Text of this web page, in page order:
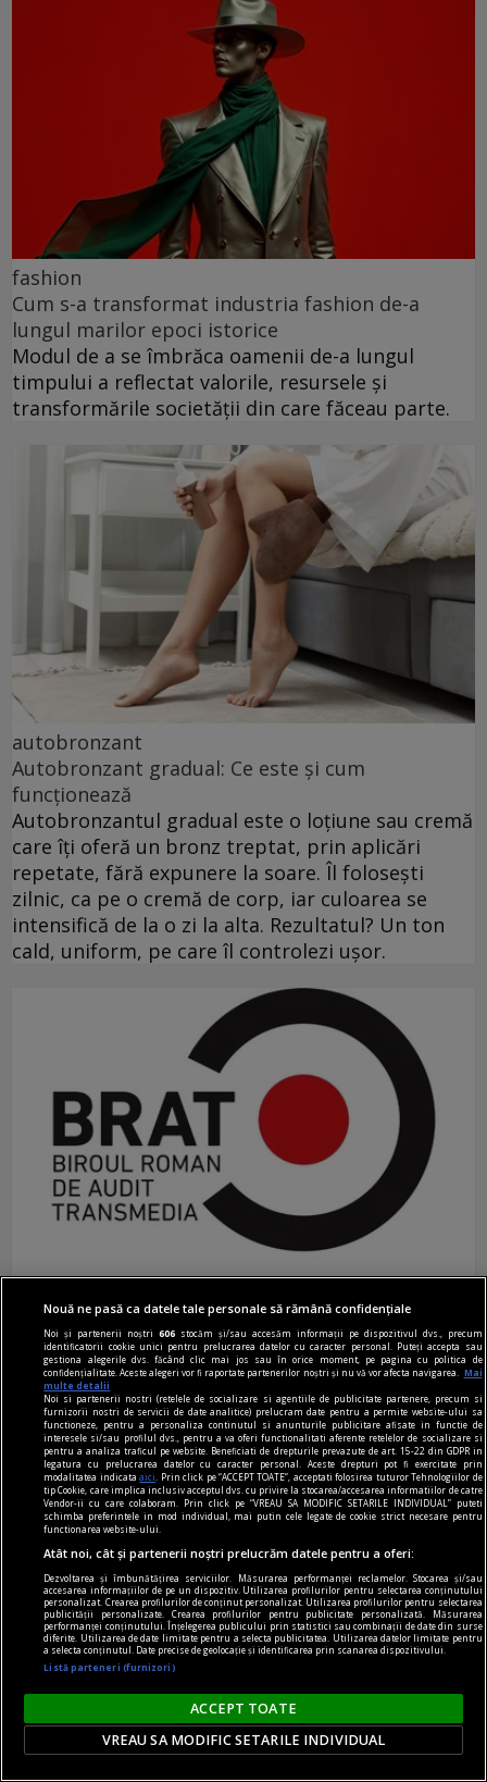
fashion
Cum s-a transformat industria fashion de-a
lungul marilor epoci istorice
Modul de a se îmbrăca oamenii de-a lungul
timpului a reflectat valorile, resursele și
transformările societății din care făceau parte.
autobronzant
Autobronzant gradual: Ce este și cum
funcționează
Autobronzantul gradual este o loțiune sau cremă
care îți oferă un bronz treptat, prin aplicări
repetate, fără expunere la soare. Îl folosești
zilnic, ca pe o cremă de corp, iar culoarea se
intensifică de la o zi la alta. Rezultatul? Un ton
cald, uniform, pe care îl controlezi ușor.
comunicat
BRAT își prezintă poziția față de textul curent al
Digital Omnibus VII și atrage atenția asupra
importanței acestuia pentru sustenabilitatea și
libertatea presei
Biroul Român de Audit Transmedia (BRAT) își
exprimă poziția față de textul actual al Digital
Omnibus VII, propus de Președinția Cipriotă a
Consiliului Uniunii Europene în data de 21 mai
2026, si susține propunerea de excludere din
acest proiect de lege a prevederii privind
gestionarea ...
Nouă ne pasă ca datele tale personale să rămână confidențiale
Noi și partenerii noștri606 stocăm și/sau accesăm informații pe dispozitivul dvs., precum
identificatorii cookie unici pentru prelucrarea datelor cu caracter personal. Puteți accepta sau
gestiona alegerile dvs. făcând clic mai jos sau în orice moment, pe pagina cu politica de
confidențialitate. Aceste alegeri vor fi raportate partenerilor noștri și nu vă vor afecta navigarea.
Mai
multe detalii
Noi si partenerii nostri (retelele de socializare si agentiile de publicitate partenere, precum si
furnizorii nostri de servicii de date analitice) prelucram date pentru a permite website-ului sa
functioneze, pentru a personaliza continutul si anunturile publicitare afisate in functie de
interesele si/sau profilul dvs., pentru a va oferi functionalitati aferente retelelor de socializare si
pentru a analiza traficul pe website. Beneficiati de drepturile prevazute de art. 15-22 din GDPR in
legatura cu prelucrarea datelor cu caracter personal. Aceste drepturi pot fi exercitate prin
modalitatea indicataaici
. Prin click pe “ACCEPT TOATE”, acceptati folosirea tuturor Tehnologiilor de
tip Cookie, care implica inclusiv acceptul dvs. cu privire la stocarea/accesarea informatiilor de catre
Vendor-ii cu care colaboram. Prin click pe “VREAU SA MODIFIC SETARILE INDIVIDUAL” puteti
schimba preferintele in mod individual, mai putin cele legate de cookie strict necesare pentru
functionarea website-ului.
Atât noi, cât și partenerii noștri prelucrăm datele pentru a oferi:
Dezvoltarea și îmbunătățirea serviciilor. Măsurarea performanței reclamelor. Stocarea și/sau
accesarea informațiilor de pe un dispozitiv. Utilizarea profilurilor pentru selectarea conținutului
personalizat. Crearea profilurilor de conținut personalizat. Utilizarea profilurilor pentru selectarea
publicității personalizate. Crearea profilurilor pentru publicitate personalizată. Măsurarea
performanței conținutului. Înțelegerea publicului prin statistici sau combinații de date din surse
diferite. Utilizarea de date limitate pentru a selecta publicitatea. Utilizarea datelor limitate pentru
a selecta conținutul. Date precise de geolocație și identificarea prin scanarea dispozitivului.
Listă parteneri (furnizori)
ACCEPT TOATE
VREAU SA MODIFIC SETARILE INDIVIDUAL